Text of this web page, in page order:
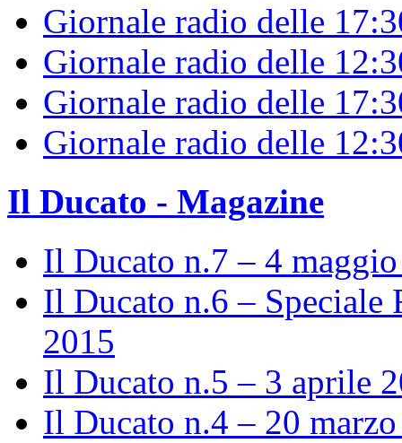
Giornale radio delle
Giornale radio delle
Giornale radio delle
Giornale radio delle
Il Ducato - Magazine
Il Ducato n.7 – 4
Il Ducato n.6 – Speciale
2015
Il Ducato n.5 – 3 aprile
Il Ducato n.4 – 20